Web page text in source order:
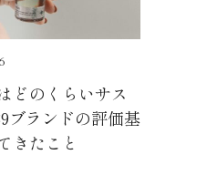
どのくらいサス
ブランドの評価基
きたこと